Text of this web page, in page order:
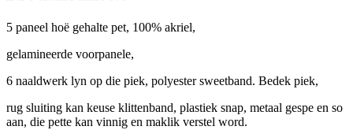
5 paneel hoë gehalte pet, 100% akriel,
gelamineerde voorpanele,
6 naaldwerk lyn op die piek, polyester sweetband. Bedek piek,
rug sluiting kan keuse klittenband, plastiek snap, metaal gespe en so
aan, die pette kan vinnig en maklik verstel word.